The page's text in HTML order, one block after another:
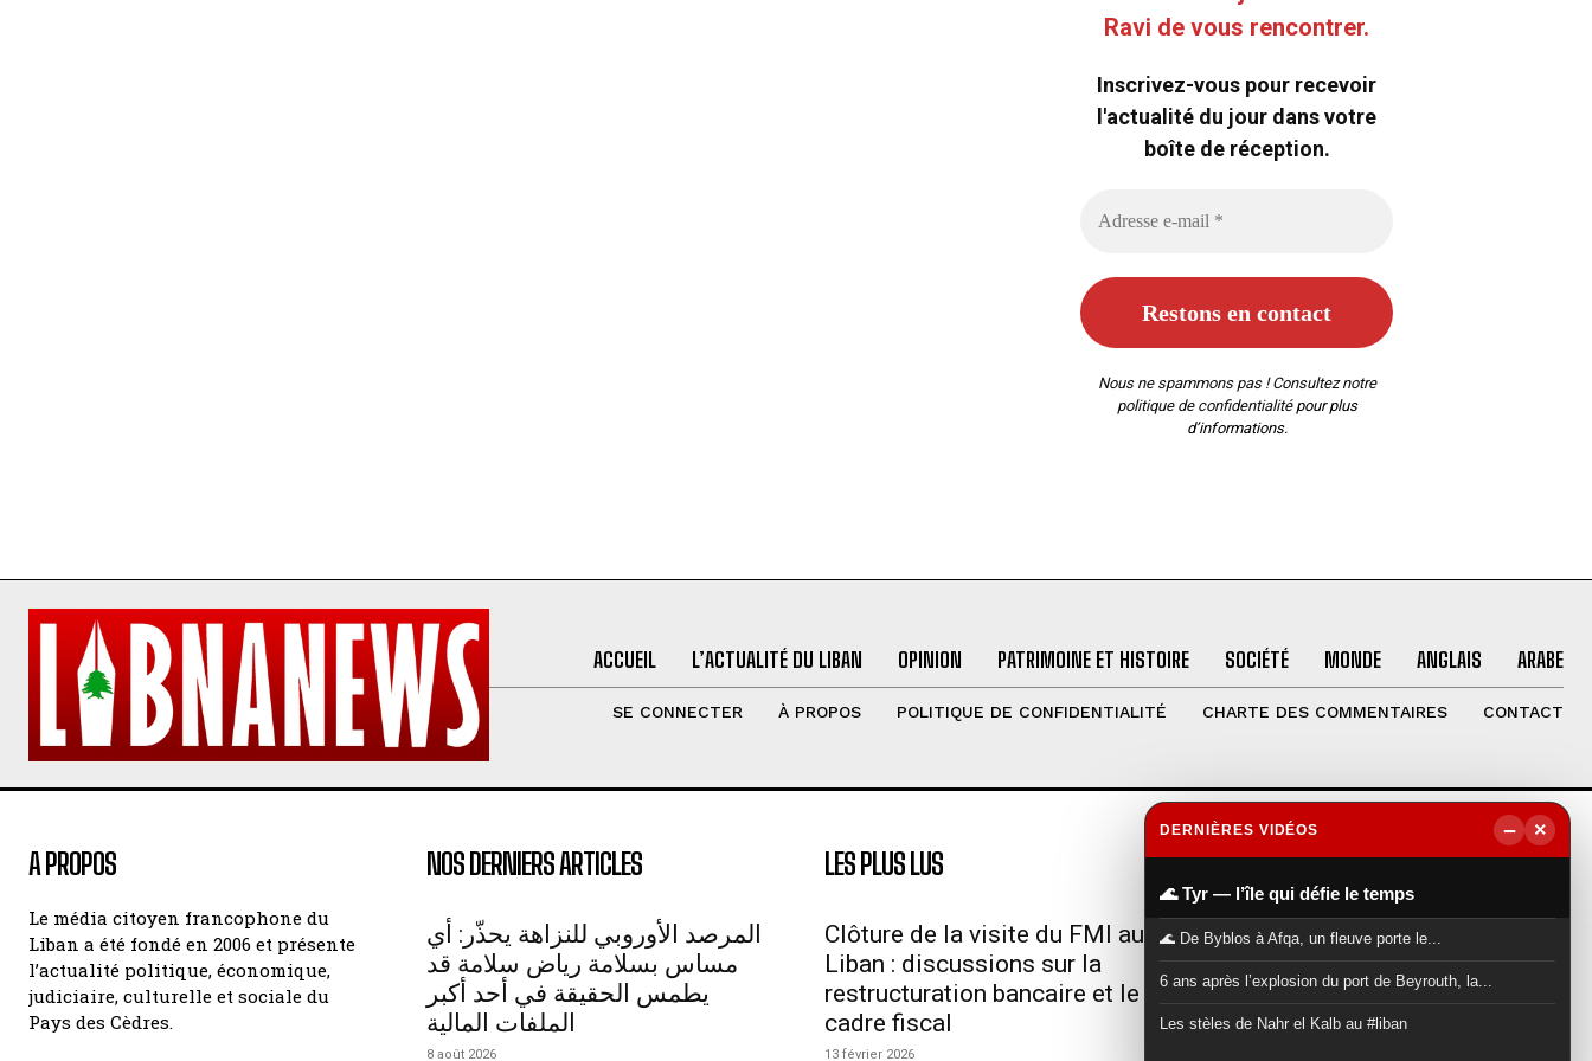
Ravi de vous rencontrer.
Inscrivez-vous pour recevoir
l'actualité du jour dans votre
boîte de réception.
Nous ne spammons pas ! Consultez notre
politique de confidentialitépour plus
d’informations.
ACCUEIL L’ACTUALITÉ DU LIBAN OPINION PATRIMOINE ET HISTOIRE SOCIÉTÉ MONDE ANGLAIS ARABE
SE CONNECTER À PROPOS POLITIQUE DE CONFIDENTIALITÉ CHARTE DES COMMENTAIRES CONTACT
A PROPOS
Le média citoyen francophone du
Liban a été fondé en 2006 et présente
l’actualité politique, économique,
judiciaire, culturelle et sociale du
Pays des Cèdres.
NOS DERNIERS ARTICLES
المرصد الأوروبي للنزاهة يحذّر: أي
مساس بسلامة رياض سلامة قد
يطمس الحقيقة في أحد أكبر
الملفات المالية
8 août 2026
LES PLUS LUS
Clôture de la visite du FMI au
Liban : discussions sur la
restructuration bancaire et le
cadre fiscal
13 février 2026
NOUS SUIVRE
DERNIÈRES VIDÉOS − ×
🌊 Tyr — l’île qui défie le temps
🌊 De Byblos à Afqa, un fleuve porte le...
6 ans après l’explosion du port de Beyrouth, la...
Les stèles de Nahr el Kalb au #liban